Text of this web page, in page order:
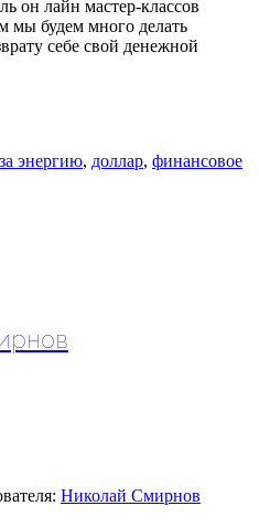
он лайн мастер-классов
мы будем много делать
себе свой денежной
энергию, доллар, финансовое
Николай Смирнов